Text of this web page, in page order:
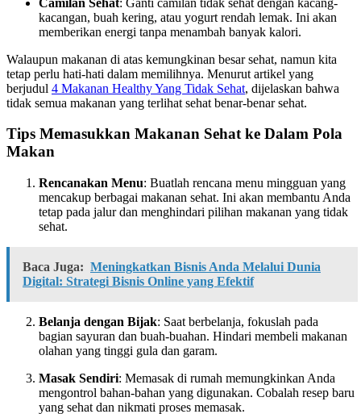
kacangan, buah kering, atau yogurt rendah lemak. Ini akan
memberikan energi tanpa menambah banyak kalori.
Walaupun makanan di atas kemungkinan besar sehat, namun kita
tetap perlu hati-hati dalam memilihnya. Menurut artikel yang
berjudul 4 Makanan Healthy Yang Tidak Sehat, dijelaskan bahwa
tidak semua makanan yang terlihat sehat benar-benar sehat.
Tips Memasukkan Makanan Sehat ke Dalam Pola
Makan
Rencanakan Menu: Buatlah rencana menu mingguan yang
mencakup berbagai makanan sehat. Ini akan membantu Anda
tetap pada jalur dan menghindari pilihan makanan yang tidak
sehat.
Baca Juga: Meningkatkan Bisnis Anda Melalui Dunia
Digital: Strategi Bisnis Online yang Efektif
Belanja dengan Bijak: Saat berbelanja, fokuslah pada
bagian sayuran dan buah-buahan. Hindari membeli makanan
olahan yang tinggi gula dan garam.
Masak Sendiri: Memasak di rumah memungkinkan Anda
mengontrol bahan-bahan yang digunakan. Cobalah resep baru
yang sehat dan nikmati proses memasak.